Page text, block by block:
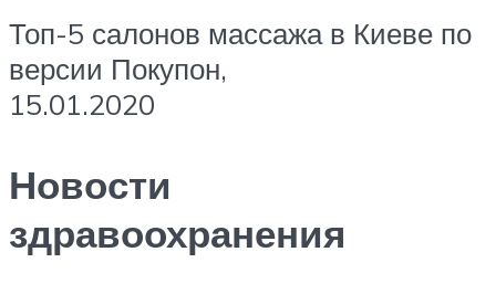
Топ-5 салонов массажа в Киеве по
версии Покупон,
15.01.2020
Новости
здравоохранения